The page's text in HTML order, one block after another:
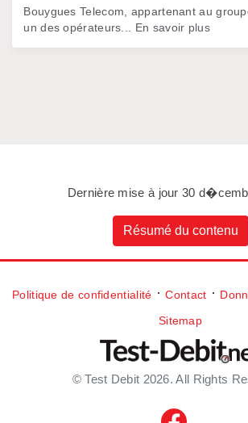
Bouygues Telecom, appartenant au
un des opérateurs... En savoir plus
Dernière mise à jour 30
Résumé du contenu
Politique de confidentialité ⋅ Contact ⋅
Sitemap
© Test Debit 2026. All Rights